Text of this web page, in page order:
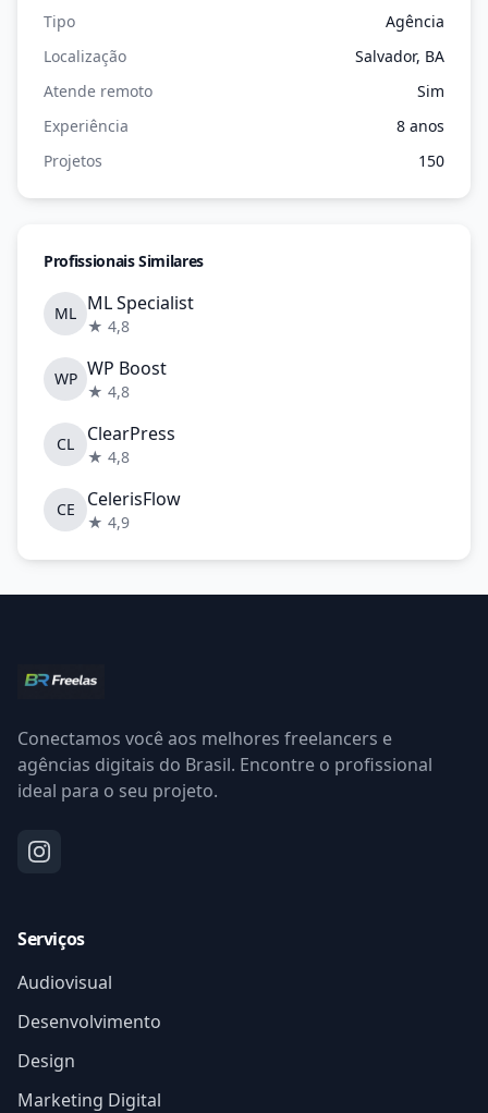
Tipo
Agência
Localização
Salvador, BA
Atende remoto
Sim
Experiência
8 anos
Projetos
150
Profissionais Similares
ML ML Specialist
★ 4,8
WP WP Boost
★ 4,8
CL ClearPress
★ 4,8
CE CelerisFlow
★ 4,9
Conectamos você aos melhores freelancers e
agências digitais do Brasil. Encontre o profissional
ideal para o seu projeto.
Serviços
Audiovisual
Desenvolvimento
Design
Marketing Digital